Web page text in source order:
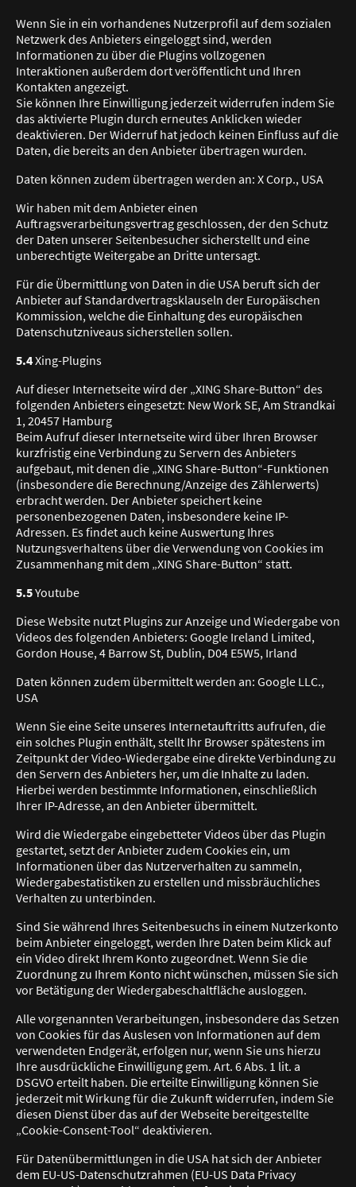
Wenn Sie in ein vorhandenes Nutzerprofil auf dem sozialen
Netzwerk des Anbieters eingeloggt sind, werden
Informationen zu über die Plugins vollzogenen
Interaktionen außerdem dort veröffentlicht und Ihren
Kontakten angezeigt.
Sie können Ihre Einwilligung jederzeit widerrufen indem Sie
das aktivierte Plugin durch erneutes Anklicken wieder
deaktivieren. Der Widerruf hat jedoch keinen Einfluss auf die
Daten, die bereits an den Anbieter übertragen wurden.
Daten können zudem übertragen werden an: X Corp., USA
Wir haben mit dem Anbieter einen
Auftragsverarbeitungsvertrag geschlossen, der den Schutz
der Daten unserer Seitenbesucher sicherstellt und eine
unberechtigte Weitergabe an Dritte untersagt.
Für die Übermittlung von Daten in die USA beruft sich der
Anbieter auf Standardvertragsklauseln der Europäischen
Kommission, welche die Einhaltung des europäischen
Datenschutzniveaus sicherstellen sollen.
5.4Xing-Plugins
Auf dieser Internetseite wird der „XING Share-Button“ des
folgenden Anbieters eingesetzt: New Work SE, Am Strandkai
1, 20457 Hamburg
Beim Aufruf dieser Internetseite wird über Ihren Browser
kurzfristig eine Verbindung zu Servern des Anbieters
aufgebaut, mit denen die „XING Share-Button“-Funktionen
(insbesondere die Berechnung/Anzeige des Zählerwerts)
erbracht werden. Der Anbieter speichert keine
personenbezogenen Daten, insbesondere keine IP-
Adressen. Es findet auch keine Auswertung Ihres
Nutzungsverhaltens über die Verwendung von Cookies im
Zusammenhang mit dem „XING Share-Button“ statt.
5.5Youtube
Diese Website nutzt Plugins zur Anzeige und Wiedergabe von
Videos des folgenden Anbieters: Google Ireland Limited,
Gordon House, 4 Barrow St, Dublin, D04 E5W5, Irland
Daten können zudem übermittelt werden an: Google LLC.,
USA
Wenn Sie eine Seite unseres Internetauftritts aufrufen, die
ein solches Plugin enthält, stellt Ihr Browser spätestens im
Zeitpunkt der Video-Wiedergabe eine direkte Verbindung zu
den Servern des Anbieters her, um die Inhalte zu laden.
Hierbei werden bestimmte Informationen, einschließlich
Ihrer IP-Adresse, an den Anbieter übermittelt.
Wird die Wiedergabe eingebetteter Videos über das Plugin
gestartet, setzt der Anbieter zudem Cookies ein, um
Informationen über das Nutzerverhalten zu sammeln,
Wiedergabestatistiken zu erstellen und missbräuchliches
Verhalten zu unterbinden.
Sind Sie während Ihres Seitenbesuchs in einem Nutzerkonto
beim Anbieter eingeloggt, werden Ihre Daten beim Klick auf
ein Video direkt Ihrem Konto zugeordnet. Wenn Sie die
Zuordnung zu Ihrem Konto nicht wünschen, müssen Sie sich
vor Betätigung der Wiedergabeschaltfläche ausloggen.
Alle vorgenannten Verarbeitungen, insbesondere das Setzen
von Cookies für das Auslesen von Informationen auf dem
verwendeten Endgerät, erfolgen nur, wenn Sie uns hierzu
Ihre ausdrückliche Einwilligung gem. Art. 6 Abs. 1 lit. a
DSGVO erteilt haben. Die erteilte Einwilligung können Sie
jederzeit mit Wirkung für die Zukunft widerrufen, indem Sie
diesen Dienst über das auf der Webseite bereitgestellte
„Cookie-Consent-Tool“ deaktivieren.
Für Datenübermittlungen in die USA hat sich der Anbieter
dem EU-US-Datenschutzrahmen (EU-US Data Privacy